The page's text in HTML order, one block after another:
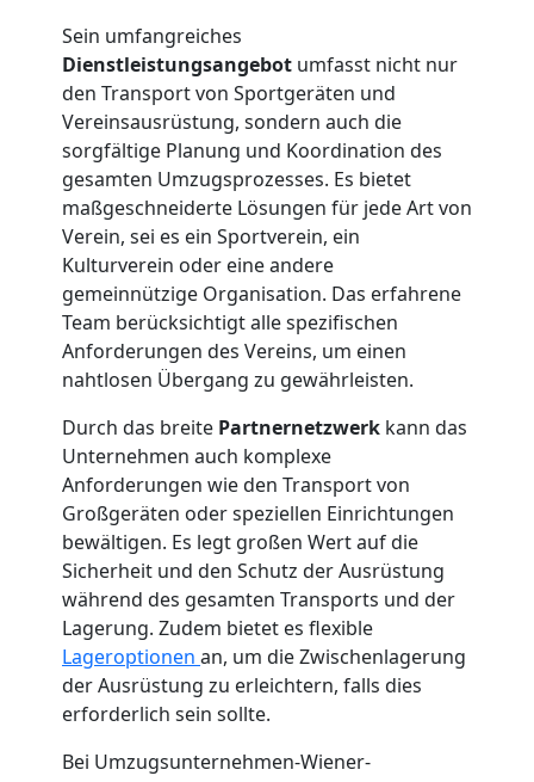
Sein umfangreiches
Dienstleistungsangebot umfasst nicht nur
den Transport von Sportgeräten und
Vereinsausrüstung, sondern auch die
sorgfältige Planung und Koordination des
gesamten Umzugsprozesses. Es bietet
maßgeschneiderte Lösungen für jede Art von
Verein, sei es ein Sportverein, ein
Kulturverein oder eine andere
gemeinnützige Organisation. Das erfahrene
Team berücksichtigt alle spezifischen
Anforderungen des Vereins, um einen
nahtlosen Übergang zu gewährleisten.
Durch das breite Partnernetzwerk kann das
Unternehmen auch komplexe
Anforderungen wie den Transport von
Großgeräten oder speziellen Einrichtungen
bewältigen. Es legt großen Wert auf die
Sicherheit und den Schutz der Ausrüstung
während des gesamten Transports und der
Lagerung. Zudem bietet es flexible
Lageroptionen an, um die Zwischenlagerung
der Ausrüstung zu erleichtern, falls dies
erforderlich sein sollte.
Bei Umzugsunternehmen-Wiener-
Umzugshelfer
Wiener
Neustadt
Möbeltaxi
Wiener
Neustadt
Kleintransport